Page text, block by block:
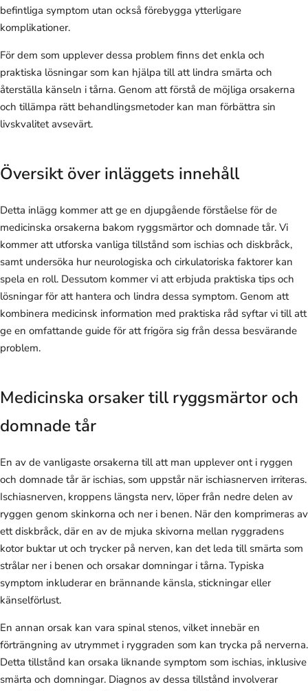
befintliga symptom utan också förebygga ytterligare
komplikationer.
För dem som upplever dessa problem finns det enkla och
praktiska lösningar som kan hjälpa till att lindra smärta och
återställa känseln i tårna. Genom att förstå de möjliga orsakerna
och tillämpa rätt behandlingsmetoder kan man förbättra sin
livskvalitet avsevärt.
Översikt över inläggets innehåll
Detta inlägg kommer att ge en djupgående förståelse för de
medicinska orsakerna bakom ryggsmärtor och domnade tår. Vi
kommer att utforska vanliga tillstånd som ischias och diskbråck,
samt undersöka hur neurologiska och cirkulatoriska faktorer kan
spela en roll. Dessutom kommer vi att erbjuda praktiska tips och
lösningar för att hantera och lindra dessa symptom. Genom att
kombinera medicinsk information med praktiska råd syftar vi till att
ge en omfattande guide för att frigöra sig från dessa besvärande
problem.
Medicinska orsaker till ryggsmärtor och
domnade tår
En av de vanligaste orsakerna till att man upplever ont i ryggen
och domnade tår är ischias, som uppstår när ischiasnerven irriteras.
Ischiasnerven, kroppens längsta nerv, löper från nedre delen av
ryggen genom skinkorna och ner i benen. När den komprimeras av
ett diskbråck, där en av de mjuka skivorna mellan ryggradens
kotor buktar ut och trycker på nerven, kan det leda till smärta som
strålar ner i benen och orsakar domningar i tårna. Typiska
symptom inkluderar en brännande känsla, stickningar eller
känselförlust.
En annan orsak kan vara spinal stenos, vilket innebär en
förträngning av utrymmet i ryggraden som kan trycka på nerverna.
Detta tillstånd kan orsaka liknande symptom som ischias, inklusive
smärta och domningar. Diagnos av dessa tillstånd involverar